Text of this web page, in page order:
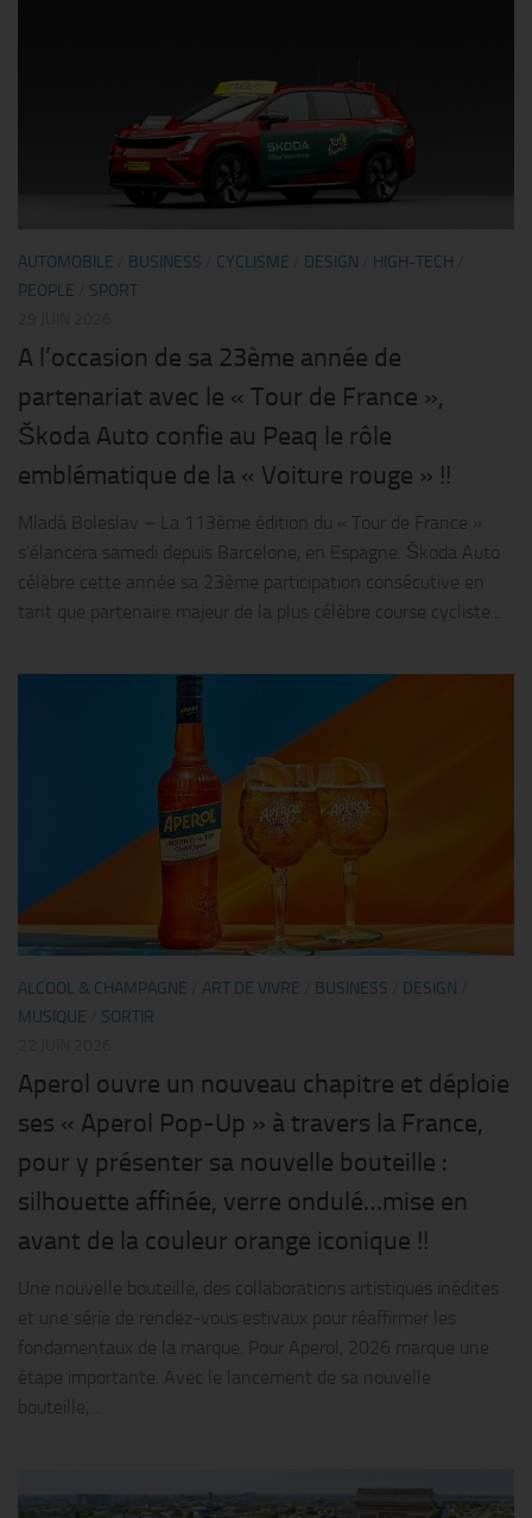
AUTOMOBILE BUSINESS CYCLISME DESIGN HIGH-TECH
PEOPLE
SPORT
A l’occasion de sa 23ème année de
partenariat avec le « Tour de France »,
Škoda Auto confie au Peaq le rôle
emblématique de la « Voiture rouge » !!
Mladá Boleslav – La 113ème édition du « Tour de France »
s’élancera samedi depuis Barcelone, en Espagne. Škoda Auto
célèbre cette année sa 23ème participation consécutive en
tant que partenaire majeur de la plus célèbre course cycliste...
ALCOOL & CHAMPAGNE ART DE VIVRE BUSINESS DESIGN
MUSIQUE
SORTIR
Aperol ouvre un nouveau chapitre et déploie
ses « Aperol Pop-Up » à travers la France,
pour y présenter sa nouvelle bouteille :
silhouette affinée, verre ondulé…mise en
avant de la couleur orange iconique !!
Une nouvelle bouteille, des collaborations artistiques inédites
et une série de rendez-vous estivaux pour réaffirmer les
fondamentaux de la marque. Pour Aperol, 2026 marque une
étape importante. Avec le lancement de sa nouvelle
bouteille,...